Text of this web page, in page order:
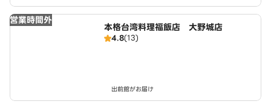
営業時間外
本格台湾料理福飯店 大野城店
4.8(13)
出前館がお届け